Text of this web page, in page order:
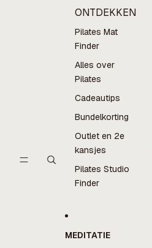
ONTDEKKEN
Pilates Mat
Finder
Alles over
Pilates
Cadeautips
Bundelkorting
Outlet en 2e
kansjes
Pilates Studio
Finder
MEDITATIE